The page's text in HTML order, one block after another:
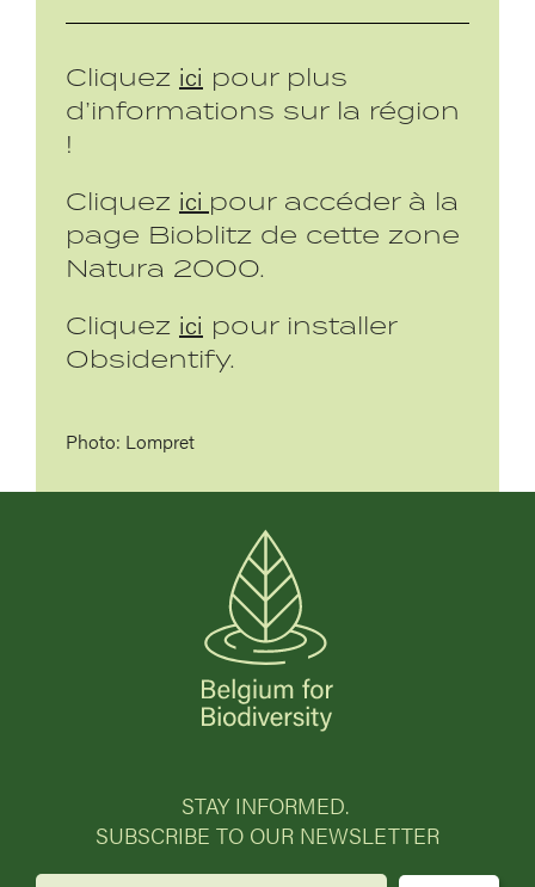
Cliquez ici pour plus
d’informations sur la région
!
Cliquez ici pour accéder à la
page Bioblitz de cette zone
Natura 2000.
Cliquez ici pour installer
Obsidentify.
Photo: Lompret
STAY INFORMED.
SUBSCRIBE TO OUR NEWSLETTER